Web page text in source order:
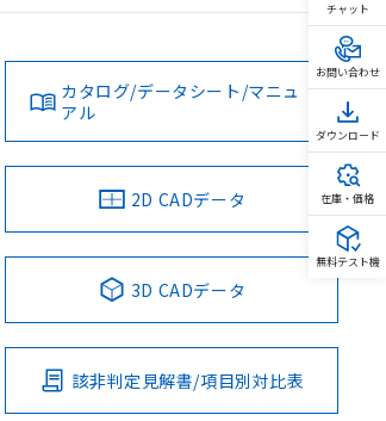
カタログ/データシート/マニュ
アル
2D CADデータ
3D CADデータ
該非判定見解書/項目別対比表
チャット
お問い合わせ
ダウンロード
在庫・価格
無料テスト機